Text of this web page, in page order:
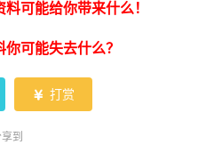
可能给你带来什么！
可能失去什么？
 打赏
到